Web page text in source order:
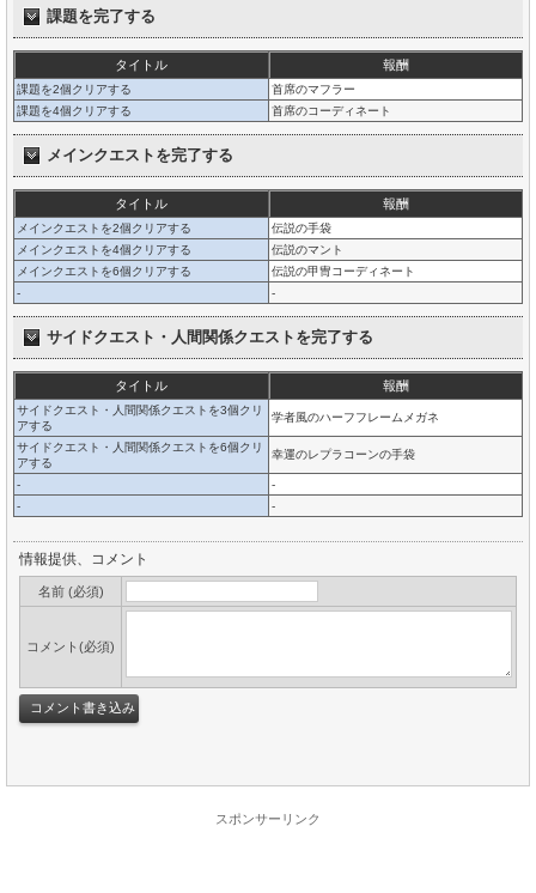
課題を完了する
タイトル 報酬
課題を2個クリアする
首席のマフラー
課題を4個クリアする
首席のコーディネート
メインクエストを完了する
タイトル 報酬
メインクエストを2個クリアする
伝説の手袋
メインクエストを4個クリアする
伝説のマント
メインクエストを6個クリアする
伝説の甲冑コーディネート
-
-
サイドクエスト・人間関係クエストを完了する
タイトル 報酬
サイドクエスト・人間関係クエストを3個クリ
アする
学者風のハーフフレームメガネ
サイドクエスト・人間関係クエストを6個クリ
アする
幸運のレプラコーンの手袋
-
-
-
-
情報提供、コメント
名前 (必須)
コメント(必須)
スポンサーリンク